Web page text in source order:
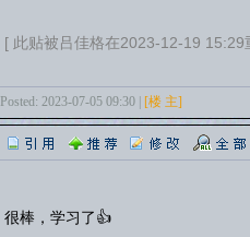
[ 此贴被吕佳格在2023-12-19 15:29
Posted: 2023-07-05 09:30 | [楼 主]
很棒，学习了👍